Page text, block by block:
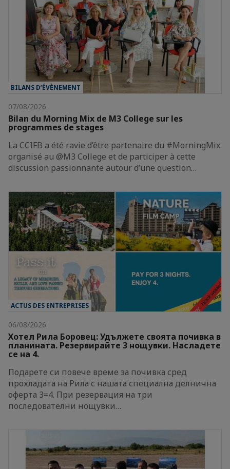
BILANS D’ÉVÈNEMENT
07/08/2026
Bilan du Morning Mix de M3 College sur les
programmes de stages
La CCIFB a été ravie d’être partenaire du #MorningMix
organisé au @M3 College et de participer à cette
discussion passionnante autour d’une question…
ACTUS DES ENTREPRISES
06/08/2026
Хотел Рила Боровец: Удължете своята почивка в
планината. Резервирайте 3 нощувки. Насладете
се на 4.
Подарете си повече време за почивка сред
прохладата на Рила с нашата специална делнична
оферта 3=4. При резервация на три
последователни нощувки…